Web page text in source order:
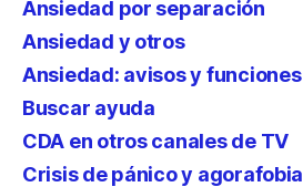
Ansiedad por separación
Ansiedad y otros
Ansiedad: avisos y funciones
Buscar ayuda
CDA en otros canales de TV
Crisis de pánico y agorafobia